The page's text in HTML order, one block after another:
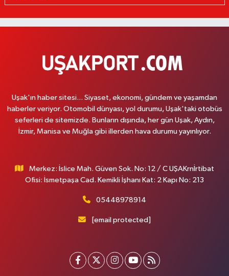
Uşak'ın haber sitesi... Siyaset, ekonomi, gündem ve yaşamdan
haberler veriyor. Otomobil dünyası, yol durumu, Uşak'taki otobüs
seferleri de sitemizde. Bunların dışında, her gün Uşak, Aydın,
İzmir, Manisa ve Muğla gibi illerden hava durumu yayınlıyor.
Merkez: İslice Mah. Güven Sok. No: 12 / C UŞAKrnİrtibat
Ofisi: İsmetpaşa Cad. Kemikli İşhanı Kat: 2 Kapı No: 213
05448978914
[email protected]